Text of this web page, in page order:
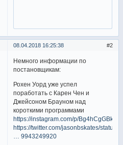
2
08.04.2018 16:25:38
Немного информации по
постановщикам:
Рохен Уорд уже успел
поработать с Карен Чен и
Джейсоном Брауном над
короткими программами
https://instagram.com/p/Bg4hCgGBkgV/
https://twitter.com/jasonbskates/status
… 9943249920